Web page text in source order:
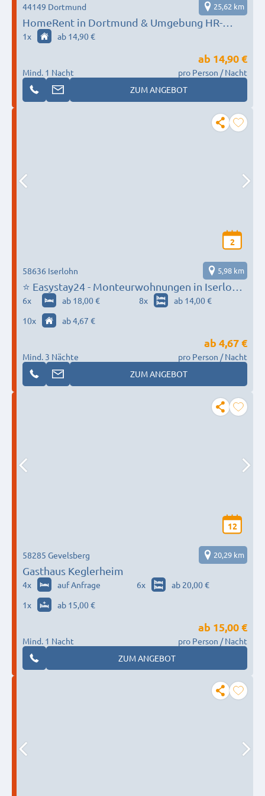
HomeRent in Dortmund & Umgebung HR-
91937-dortmund
44149 Dortmund 25,62 km
1x ab 14,90 €
Mind. 1 Nacht
ab 14,90 €
pro Person / Nacht
ZUM ANGEBOT
2
⭐ Easystay24 - Monteurwohnungen in Iserlohn
und Umgebung
58636 Iserlohn 5,98 km
6x ab 18,00 € 8x
ab 14,00 €
10x ab 4,67 €
Mind. 3 Nächte
ab 4,67 €
pro Person / Nacht
ZUM ANGEBOT
12
Gasthaus Keglerheim
58285 Gevelsberg 20,29 km
4x auf Anfrage 6x
ab 20,00 €
1x ab 15,00 €
Mind. 1 Nacht
ab 15,00 €
pro Person / Nacht
ZUM ANGEBOT